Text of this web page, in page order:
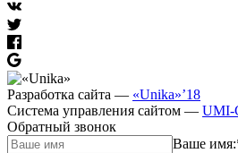
Разработка сайта — «Unika»’18
Система управления сайтом — UMI-
Обратный звонок
Ваше имя: